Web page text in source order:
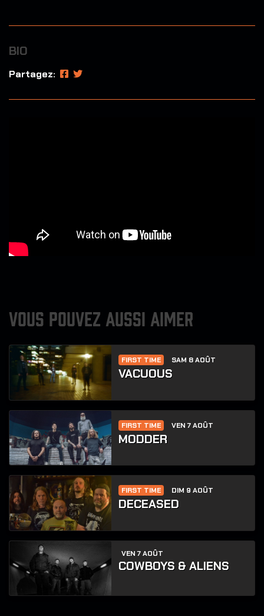
BIO
Partagez:
VOUS POUVEZ AUSSI AIMER
FIRST TIME SAM 8 AOÛT
VACUOUS
FIRST TIME VEN 7 AOÛT
MODDER
FIRST TIME DIM 9 AOÛT
DECEASED
VEN 7 AOÛT
COWBOYS & ALIENS